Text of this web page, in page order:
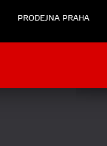
PRODEJNA PRAHA